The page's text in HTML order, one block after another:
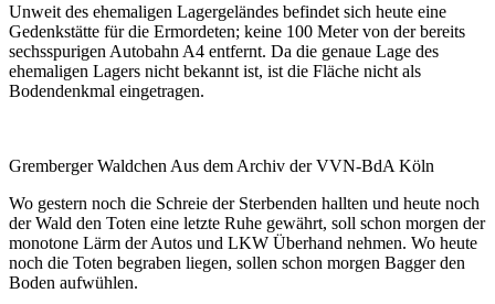
Unweit des ehemaligen Lagergeländes befindet sich heute eine
Gedenkstätte für die Ermordeten; keine 100 Meter von der bereits
sechsspurigen Autobahn A4 entfernt. Da die genaue Lage des
ehemaligen Lagers nicht bekannt ist, ist die Fläche nicht als
Bodendenkmal eingetragen.
Gremberger Waldchen Aus dem Archiv der VVN-BdA Köln
Wo gestern noch die Schreie der Sterbenden hallten und heute noch
der Wald den Toten eine letzte Ruhe gewährt, soll schon morgen der
monotone Lärm der Autos und LKW Überhand nehmen. Wo heute
noch die Toten begraben liegen, sollen schon morgen Bagger den
Boden aufwühlen.